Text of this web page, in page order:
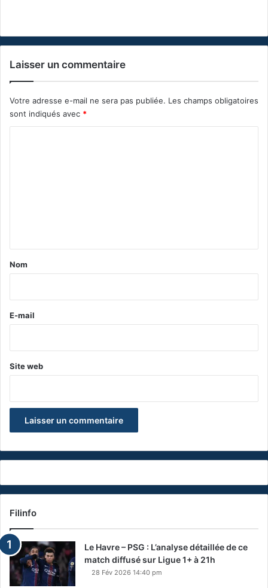
Laisser un commentaire
Votre adresse e-mail ne sera pas publiée. Les champs obligatoires
sont indiqués avec *
a
e
Nom
E-mail
Site web
Filinfo
Le Havre – PSG : L’analyse détaillée de ce
match diffusé sur Ligue 1+ à 21h
28 Fév 2026 14:40 pm